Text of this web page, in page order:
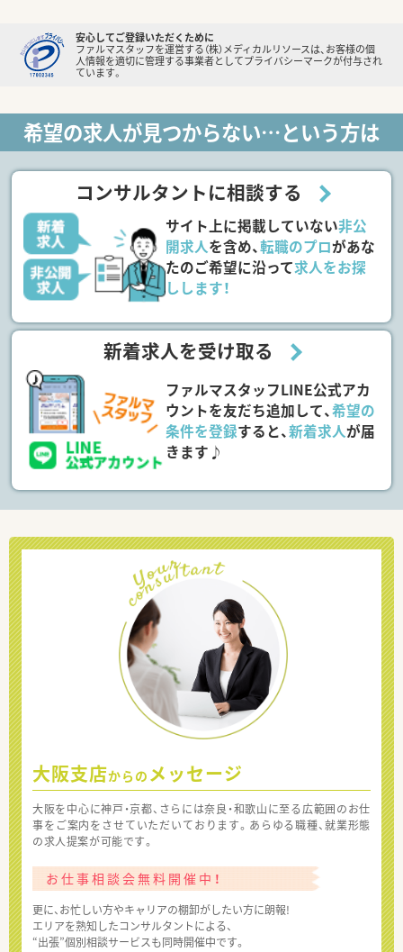
安心してご登録いただくために
ファルマスタッフを運営する（株）メディカルリソースは、お客様の個
人情報を適切に管理する事業者としてプライバシーマークが付与され
ています。
希望の求人が見つからない…という方は
コンサルタントに相談する
サイト上に掲載していない非公
開求人を含め、転職のプロがあな
たのご希望に沿って求人をお探
しします！
新着求人を受け取る
ファルマスタッフLINE公式アカ
ウントを友だち追加して、希望の
条件を登録すると、新着求人が届
きます♪
大阪支店からの メッセージ
大阪を中心に神戸・京都、さらには奈良・和歌山に至る広範囲のお仕
事をご案内をさせていただいております。あらゆる職種、就業形態
の求人提案が可能です。
お仕事相談会無料開催中！
更に、お忙しい方やキャリアの棚卸がしたい方に朗報!
エリアを熟知したコンサルタントによる、
“出張”個別相談サービスも同時開催中です。